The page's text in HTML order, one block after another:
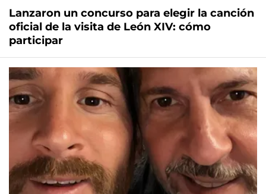
Lanzaron un concurso para elegir la canción
oficial de la visita de León XIV: cómo
participar